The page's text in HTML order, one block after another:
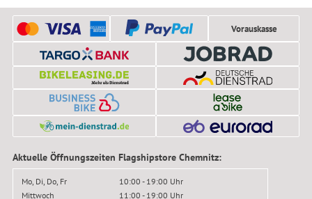
Vorauskasse
Aktuelle Öffnungszeiten Flagshipstore Chemnitz:
Mo, Di, Do, Fr
10:00 - 19:00 Uhr
Mittwoch
11:00 - 19:00 Uhr